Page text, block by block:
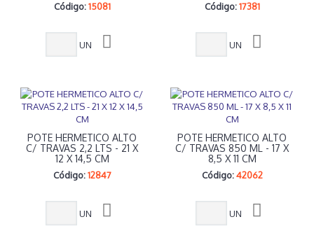
Código: 15081
UN
Código: 17381
UN
POTE HERMETICO ALTO
C/ TRAVAS 2,2 LTS - 21 X
12 X 14,5 CM
Código: 12847
UN
POTE HERMETICO ALTO
C/ TRAVAS 850 ML - 17 X
8,5 X 11 CM
Código: 42062
UN